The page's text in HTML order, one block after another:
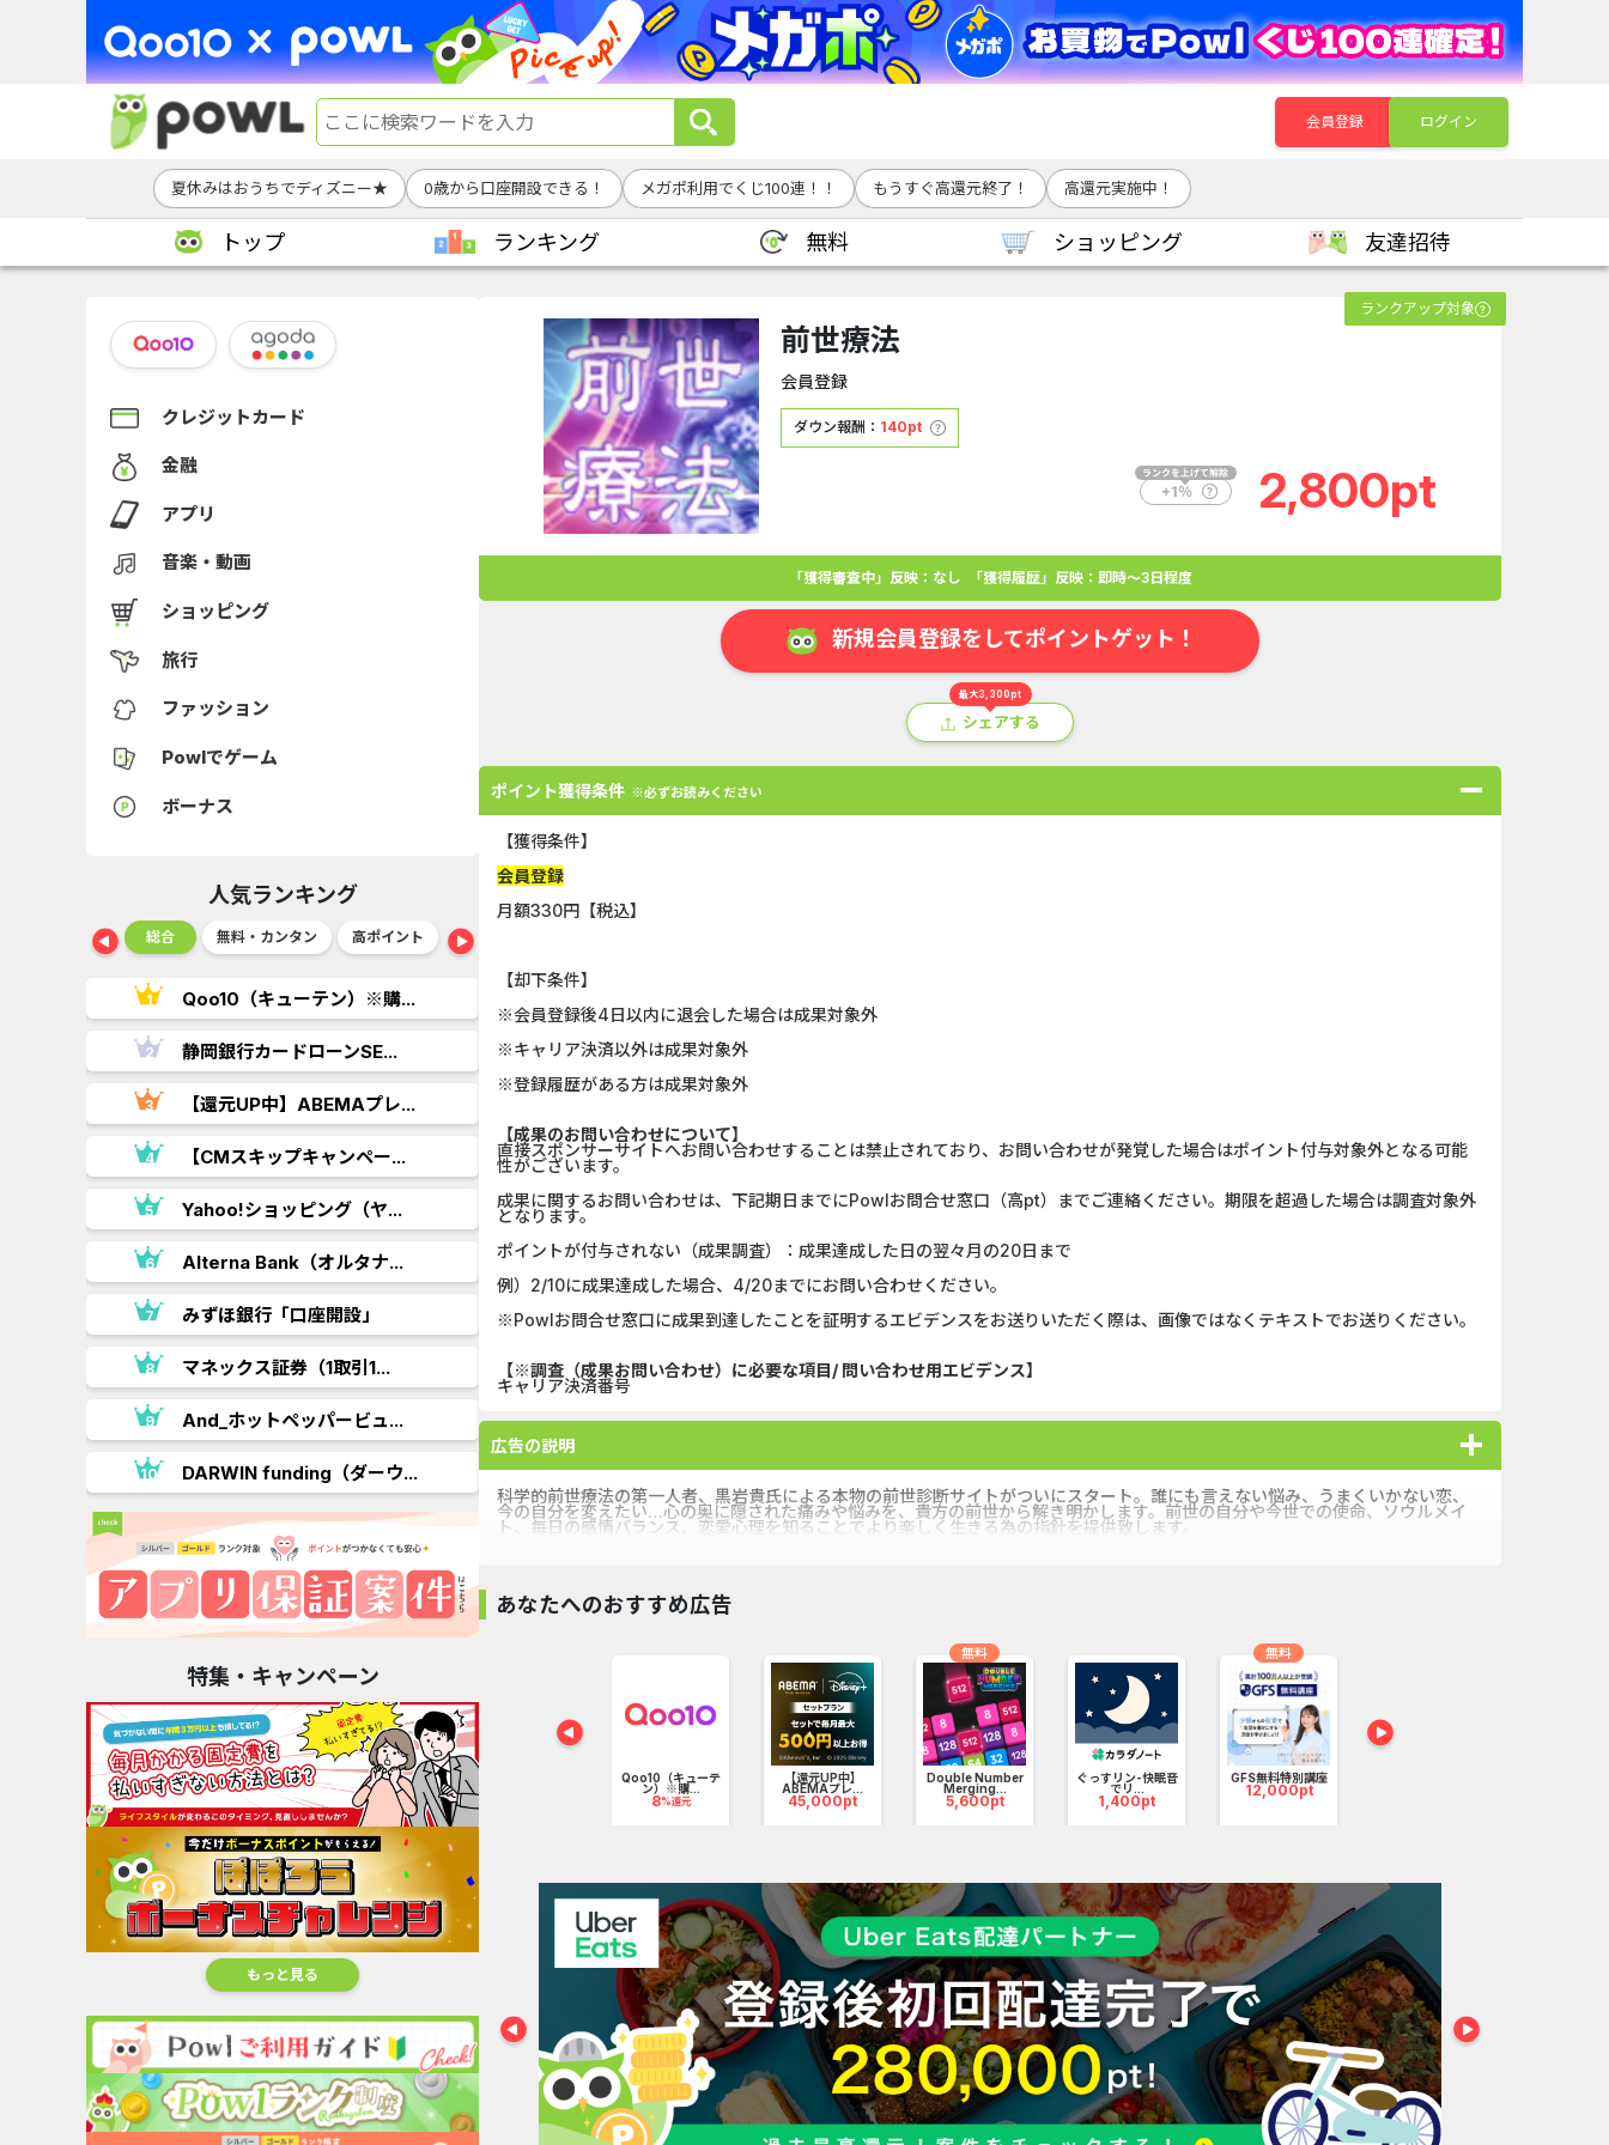
会員登録 ログイン
夏休みはおうちでディズニー★ 0歳から口座開設できる！ メガポ利用でくじ100連！！ もうすぐ高還元終了！ 高還元実施中！
トップ ランキング 無料 ショッピング 友達招待
クレジットカード
金融
アプリ
音楽・動画
ショッピング
旅行
ファッション
Powlでゲーム
ボーナス
人気ランキング
ショッピング 総合 無料・カンタン 高ポイント ゲーム
Qoo10（キューテン）※購...
静岡銀行カードローンSE...
【還元UP中】ABEMAプレ...
【CMスキップキャンペー...
Yahoo!ショッピング（ヤ...
Alterna Bank（オルタナ...
みずほ銀行「口座開設」
マネックス証券（1取引1...
And_ホットペッパービュ...
DARWIN funding（ダーウ...
Double Number Merging...
DOOR賃貸
グリーン・ワークホース...
【Ipsos iSay】アンケー...
Wood Block Jam（レベル...
Nielsen（ニールセン）...
ホットペッパーグルメ［...
ナンプレ - クラシック...
Alterna Bank（オルタナ...
みずほ銀行「口座開設」
マネックス証券（1取引1...
DARWIN funding（ダーウ...
【リピートOK】みずほ銀...
ポケットリサーチ【男性...
【PR】三菱ＵＦＪカード
And_パズル＆コンクエス...
And_ロードモバイル_SUR...
iOS_パズル＆コンクエス...
And_ミステリータウン：...
iOS_エバーテイル_3日間...
特集・キャンペーン
もっと見る
ランクアップ対象
前世療法
会員登録
ダウン報酬： 140pt
2,800pt
「獲得審査中」反映：なし 「獲得履歴」反映：即時～3日程度
新規会員登録をしてポイントゲット！
最大3,300pt
シェアする
ポイント獲得条件 ※必ずお読みください
【獲得条件】
会員登録
月額330円【税込】
【却下条件】
※会員登録後4日以内に退会した場合は成果対象外
※キャリア決済以外は成果対象外
※登録履歴がある方は成果対象外
【成果のお問い合わせについて】
直接スポンサーサイトへお問い合わせすることは禁止されており、お問い合わせが発覚した場合はポイント付与対象外となる可能
性がございます。
成果に関するお問い合わせは、下記期日までにPowlお問合せ窓口（高pt）までご連絡ください。期限を超過した場合は調査対象外
となります。
ポイントが付与されない（成果調査）：成果達成した日の翌々月の20日まで
例）2/10に成果達成した場合、4/20までにお問い合わせください。
※Powlお問合せ窓口に成果到達したことを証明するエビデンスをお送りいただく際は、画像ではなくテキストでお送りください。
【※調査（成果お問い合わせ）に必要な項目/ 問い合わせ用エビデンス】
キャリア決済番号
広告の説明
科学的前世療法の第一人者、黒岩貴氏による本物の前世診断サイトがついにスタート。誰にも言えない悩み、うまくいかない恋、
今の自分を変えたい…心の奥に隠された痛みや悩みを、貴方の前世から解き明かします。前世の自分や今世での使命、ソウルメイ
ト、毎日の感情バランス、恋愛心理を知ることでより楽しく生きる為の指針を提供致します。
あなたへのおすすめ広告
歩数計あるくん〜 家計簿マネーフォ
ワード...
3,000pt
【Ipsos iSay】ア
ンケー...
3,800pt
ホットペッパーグ
Qoo10（キューテ
ン）※購...
8%還元
【還元UP中】
ABEMAプレ...
45,000pt
Double Number
Merging...
5,600pt
無料
ぐっすリン-快眠音
でリ...
1,400pt
GFS無料特別講座
12,000pt
無料